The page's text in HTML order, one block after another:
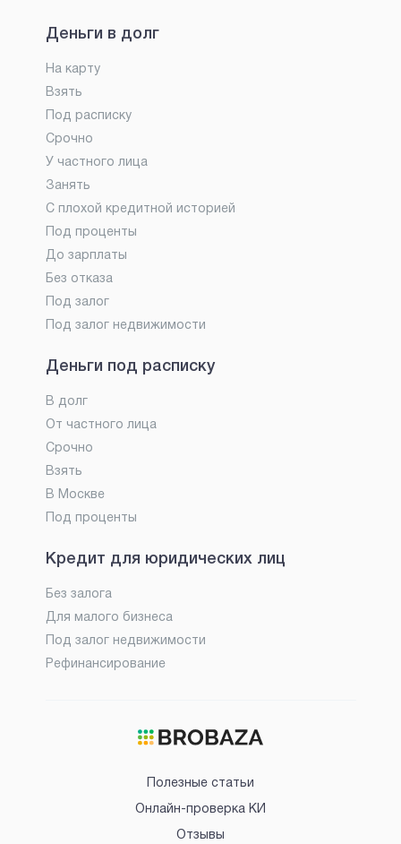
Деньги в долг
На карту
Взять
Под расписку
Срочно
У частного лица
Занять
С плохой кредитной историей
Под проценты
До зарплаты
Без отказа
Под залог
Под залог недвижимости
Деньги под расписку
В долг
От частного лица
Срочно
Взять
В Москве
Под проценты
Кредит для юридических лиц
Без залога
Для малого бизнеса
Под залог недвижимости
Рефинансирование
Полезные статьи
Онлайн-проверка КИ
Отзывы